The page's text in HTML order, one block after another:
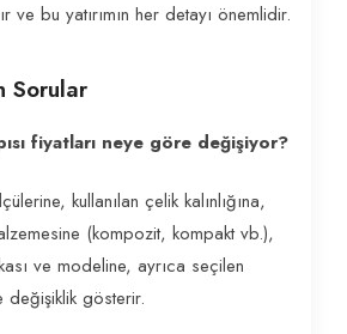
ve bu yatırımın her detayı önemlidir.
Sorular
fiyatları neye göre değişiyor?
kullanılan çelik kalınlığına,
(kompozit, kompakt vb.),
ve modeline, ayrıca seçilen
gösterir.